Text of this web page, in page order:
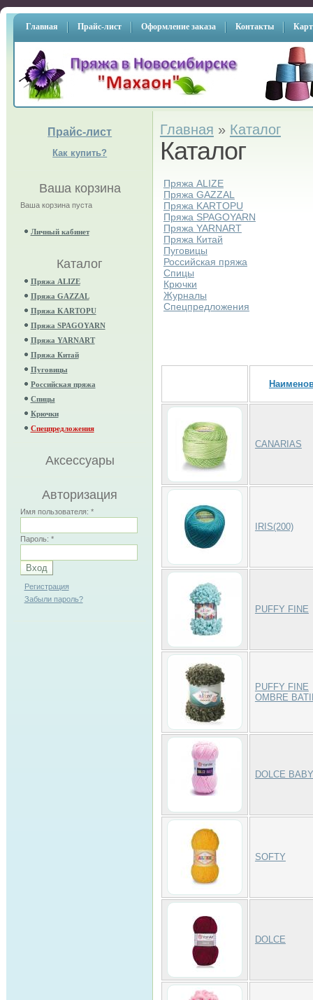
Главная Прайс-лист Оформление заказа Контакты
Прайс-лист
Как купить?
Ваша корзина
Ваша корзина пуста
Личный кабинет
Каталог
Пряжа ALIZE
Пряжа GAZZAL
Пряжа KARTOPU
Пряжа SPAGOYARN
Пряжа YARNART
Пряжа Китай
Пуговицы
Российская пряжа
Спицы
Крючки
Спецпредложения
Аксессуары
Авторизация
Имя пользователя: *
Пароль: *
Регистрация
Забыли пароль?
Главная » Каталог
Каталог
Пряжа ALIZE
Пряжа GAZZAL
Пряжа KARTOPU
Пряжа SPAGOYARN
Пряжа YARNART
Пряжа Китай
Пуговицы
Российская пряжа
Спицы
Крючки
Журналы
Спецпредложения
CANARIAS
IRIS(200)
PUFFY FINE
PUFFY FINE
OMBRE
DOLCE BABY
SOFTY
DOLCE